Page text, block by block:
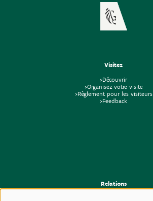
Visitez
>Découvrir
>Organisez votre visite
>Règlement pour les visiteurs
>Feedback
Relations